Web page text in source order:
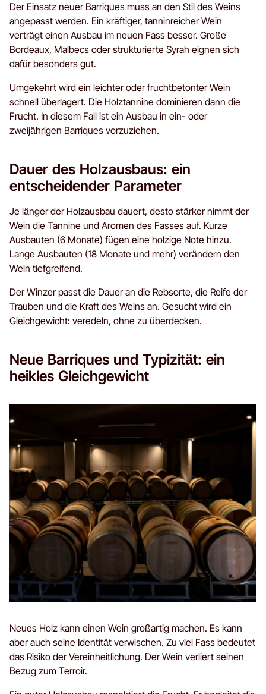
Der Einsatz neuer Barriques muss an den Stil des Weins
angepasst werden. Ein kräftiger, tanninreicher Wein
verträgt einen Ausbau im neuen Fass besser. Große
Bordeaux, Malbecs oder strukturierte Syrah eignen sich
dafür besonders gut.
Umgekehrt wird ein leichter oder fruchtbetonter Wein
schnell überlagert. Die Holztannine dominieren dann die
Frucht. In diesem Fall ist ein Ausbau in ein- oder
zweijährigen Barriques vorzuziehen.
Dauer des Holzausbaus: ein
entscheidender Parameter
Je länger der Holzausbau dauert, desto stärker nimmt der
Wein die Tannine und Aromen des Fasses auf. Kurze
Ausbauten (6 Monate) fügen eine holzige Note hinzu.
Lange Ausbauten (18 Monate und mehr) verändern den
Wein tiefgreifend.
Der Winzer passt die Dauer an die Rebsorte, die Reife der
Trauben und die Kraft des Weins an. Gesucht wird ein
Gleichgewicht: veredeln, ohne zu überdecken.
Neue Barriques und Typizität: ein
heikles Gleichgewicht
Neues Holz kann einen Wein großartig machen. Es kann
aber auch seine Identität verwischen. Zu viel Fass bedeutet
das Risiko der Vereinheitlichung. Der Wein verliert seinen
Bezug zum Terroir.